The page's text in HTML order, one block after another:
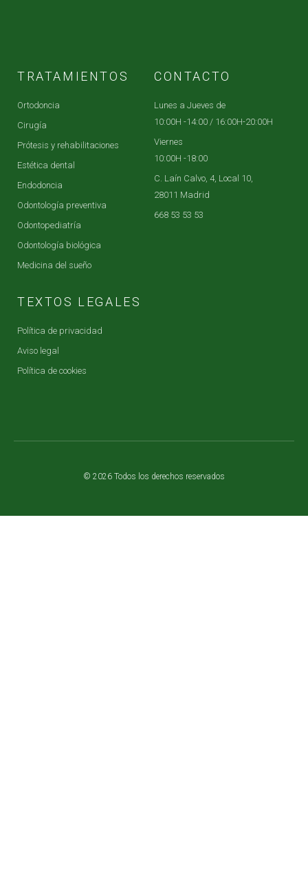
TRATAMIENTOS
Ortodoncia
Cirugía
Prótesis y rehabilitaciones
Estética dental
Endodoncia
Odontología preventiva
Odontopediatría
Odontología biológica
Medicina del sueño
CONTACTO
Lunes a Jueves de
10:00H -14:00 / 16:00H-20:00H
Viernes
10:00H -18:00
C. Laín Calvo, 4, Local 10,
28011 Madrid
668 53 53 53
TEXTOS LEGALES
Política de privacidad
Aviso legal
Política de cookies
© 2026 Todos los derechos reservados